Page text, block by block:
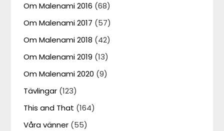
Om Malenami 2016 (68)
Om Malenami 2017 (57)
Om Malenami 2018 (42)
Om Malenami 2019 (13)
Om Malenami 2020 (9)
Tävlingar (123)
This and That (164)
Våra vänner (55)